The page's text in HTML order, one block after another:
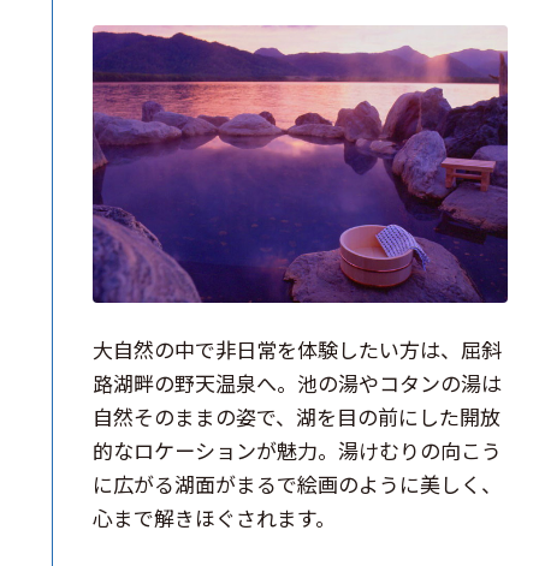
大自然の中で非日常を体験したい方は、屈斜
路湖畔の野天温泉へ。池の湯やコタンの湯は
自然そのままの姿で、湖を目の前にした開放
的なロケーションが魅力。湯けむりの向こう
に広がる湖面がまるで絵画のように美しく、
心まで解きほぐされます。